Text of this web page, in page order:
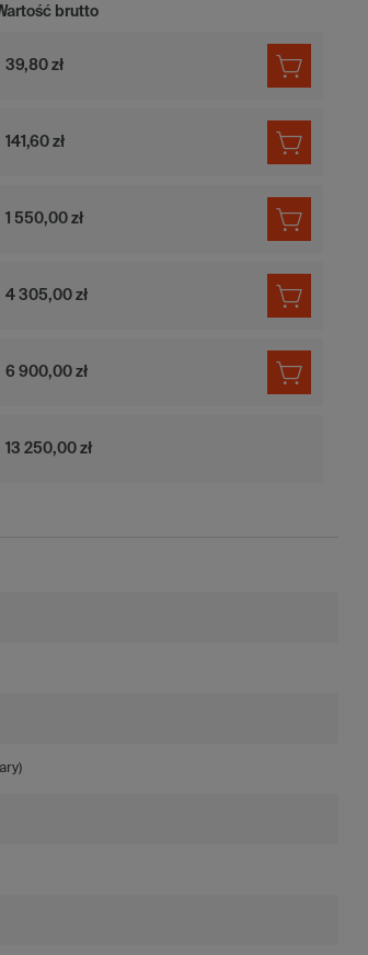
brutto
39,80 zł
141,60 zł
1 550,00 zł
4 305,00 zł
6 900,00 zł
13 250,00 zł